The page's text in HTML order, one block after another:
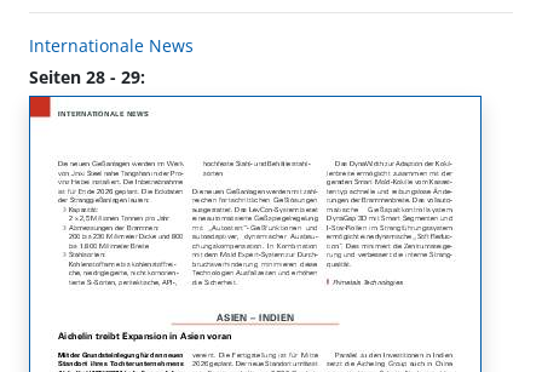
Internationale News
Seiten 28 - 29: